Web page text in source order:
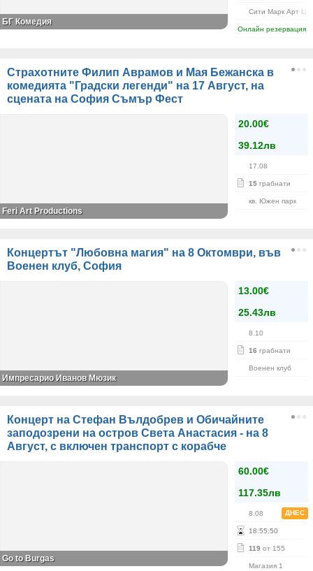
Сити Марк Арт
Онлайн резервация
БГ Комедия
Страхотните Филип Аврамов и Мая Бежанска в
комедията "Градски легенди" на 17 Август, на
сцената на София Съмър Фест
20.00€
39.12лв
17.08
15 грабнати
кв. Южен парк
Feri Art Productions
Концертът "Любовна магия" на 8 Октомври, във
Военен клуб, София
13.00€
25.43лв
8.10
16 грабнати
Военен клуб
Импресарио Иванов Мюзик
Концерт на Стефан Вълдобрев и Обичайните
заподозрени на остров Света Анастасия - на 8
Август, с включен транспорт с корабче
60.00€
117.35лв
8.08 ДНЕС
18:55:50
119 от 155
Магазия 1
Go to Burgas